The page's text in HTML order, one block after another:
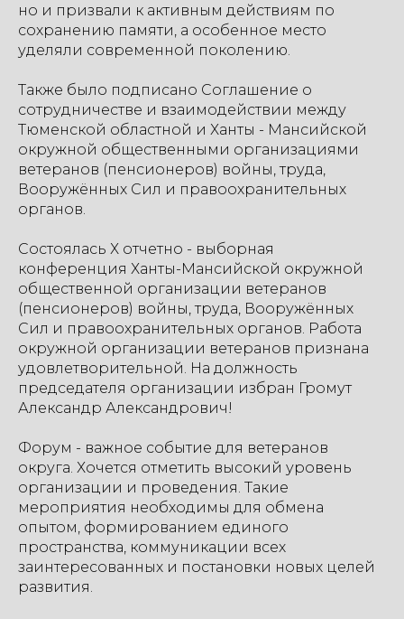
но и призвали к активным действиям по
сохранению памяти, а особенное место
уделяли современной поколению.
Также было подписано Соглашение о
сотрудничестве и взаимодействии между
Тюменской областной и Ханты - Мансийской
окружной общественными организациями
ветеранов (пенсионеров) войны, труда,
Вооружённых Сил и правоохранительных
органов.
Состоялась Х отчетно - выборная
конференция Ханты-Мансийской окружной
общественной организации ветеранов
(пенсионеров) войны, труда, Вооружённых
Сил и правоохранительных органов. Работа
окружной организации ветеранов признана
удовлетворительной. На должность
председателя организации избран Громут
Александр Александрович!
Форум - важное событие для ветеранов
округа. Хочется отметить высокий уровень
организации и проведения. Такие
мероприятия необходимы для обмена
опытом, формированием единого
пространства, коммуникации всех
заинтересованных и постановки новых целей
развития.